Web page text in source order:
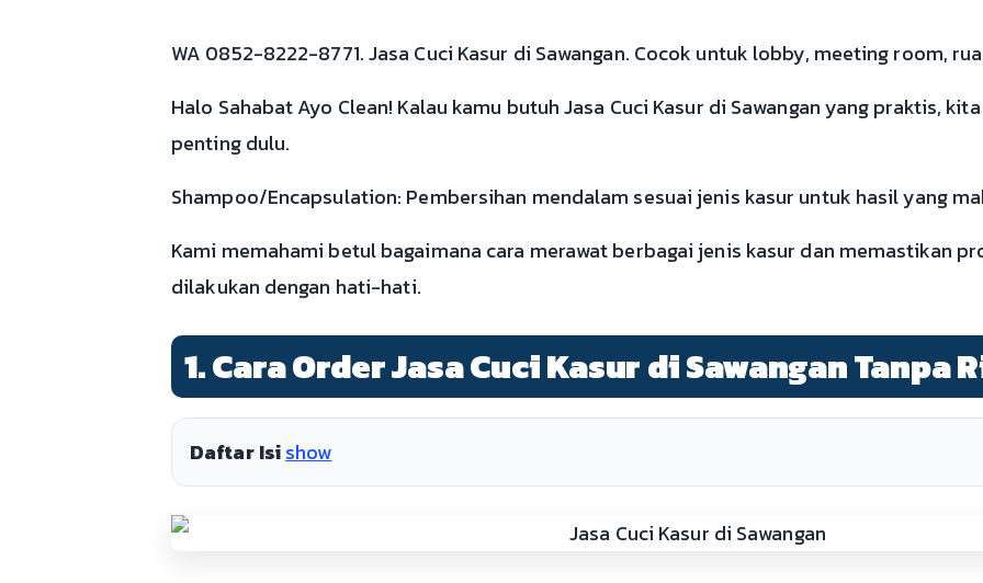
WA 0852-8222-8771. Jasa Cuci Kasur di Sawangan. Cocok untuk lobby, meeting room,
Halo Sahabat Ayo Clean! Kalau kamu butuh Jasa Cuci Kasur di Sawangan yang praktis,
penting dulu.
Shampoo/Encapsulation: Pembersihan mendalam sesuai jenis kasur untuk hasil yang
Kami memahami betul bagaimana cara merawat berbagai jenis kasur dan memastikan
dilakukan dengan hati-hati.
1. Cara Order Jasa Cuci Kasur di Sawangan Tanpa
Daftar Isishow